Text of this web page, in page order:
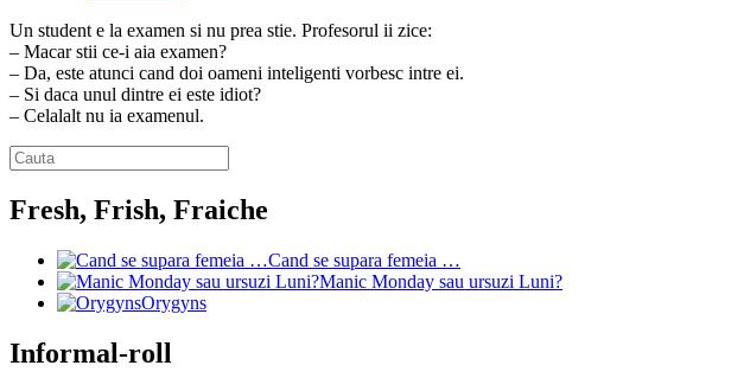
Un student e la examen si nu prea stie. Profesorul ii zice:
– Macar stii ce-i aia examen?
– Da, este atunci cand doi oameni inteligenti vorbesc intre ei.
– Si daca unul dintre ei este idiot?
– Celalalt nu ia examenul.
Fresh, Frish, Fraiche
Cand se supara femeia …
Manic Monday sau ursuzi Luni?
Orygyns
Informal-roll